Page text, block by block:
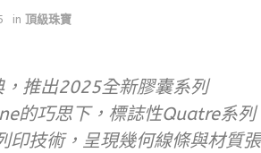
in 頂級珠寶
，推出2025全新膠囊系列
的巧思下，標誌性Quatre系列
印技術，呈現幾何線條與材質張